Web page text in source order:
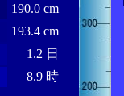
190.0 cm
193.4 cm
1.2 日
8.9 時